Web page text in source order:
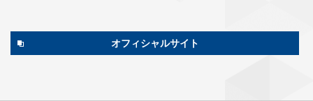
オフィシャルサイト